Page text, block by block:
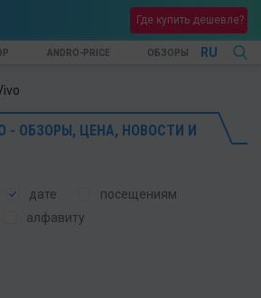
Где купить дешевле?
ANDRO-PRICE ОБЗОРЫ RU
- ОБЗОРЫ, ЦЕНА, НОВОСТИ И
дате
посещениям
алфавиту